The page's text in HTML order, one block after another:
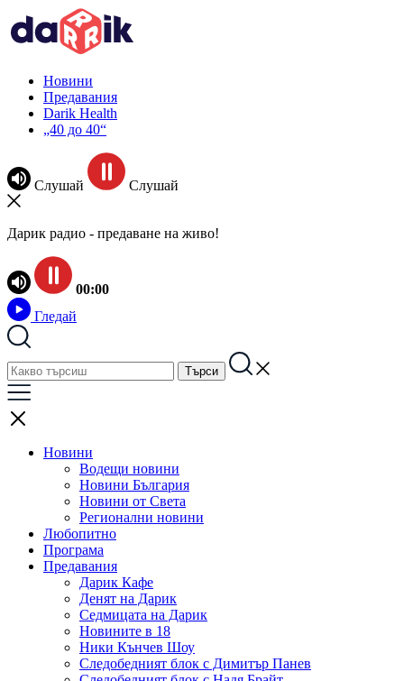
Новини
Предавания
Darik Health
„40 до 40“
Слушай Слушай
Дарик радио - предаване на живо!
00:00
Гледай
Новини
Водещи новини
Новини България
Новини от Света
Регионални новини
Любопитно
Програма
Предавания
Дарик Кафе
Денят на Дарик
Седмицата на Дарик
Новините в 18
Ники Кънчев Шоу
Следобедният блок с Димитър Панев